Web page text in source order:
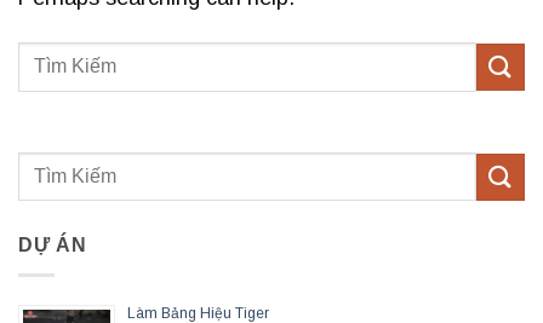
DỰ ÁN
Làm Bảng Hiệu Tiger